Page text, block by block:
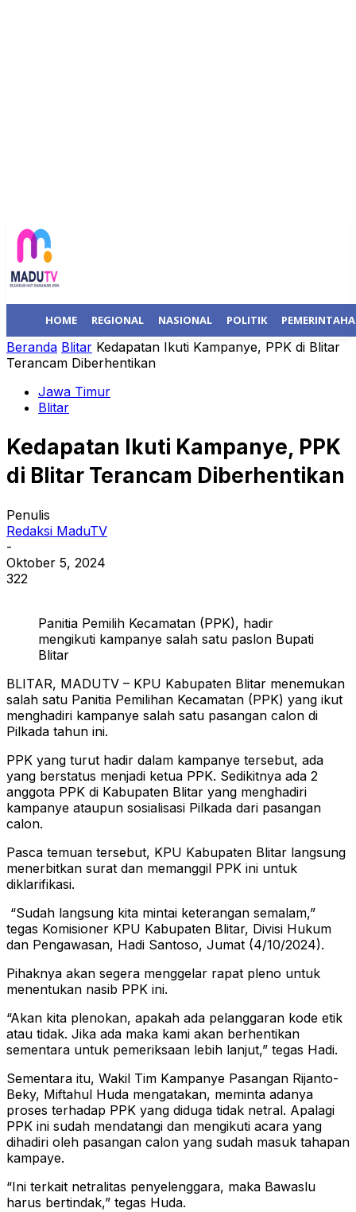
HOME REGIONAL NASIONAL POLITIK
Beranda Blitar Kedapatan Ikuti Kampanye, PPK di Blitar
Terancam Diberhentikan
Jawa Timur
Blitar
Kedapatan Ikuti Kampanye, PPK
di Blitar Terancam Diberhentikan
Penulis
Redaksi MaduTV
-
Oktober 5, 2024
322
Panitia Pemilih Kecamatan (PPK), hadir
mengikuti kampanye salah satu paslon Bupati
Blitar
BLITAR, MADUTV – KPU Kabupaten Blitar menemukan
salah satu Panitia Pemilihan Kecamatan (PPK) yang ikut
menghadiri kampanye salah satu pasangan calon di
Pilkada tahun ini.
PPK yang turut hadir dalam kampanye tersebut, ada
yang berstatus menjadi ketua PPK. Sedikitnya ada 2
anggota PPK di Kabupaten Blitar yang menghadiri
kampanye ataupun sosialisasi Pilkada dari pasangan
calon.
Pasca temuan tersebut, KPU Kabupaten Blitar langsung
menerbitkan surat dan memanggil PPK ini untuk
diklarifikasi.
“Sudah langsung kita mintai keterangan semalam,”
tegas Komisioner KPU Kabupaten Blitar, Divisi Hukum
dan Pengawasan, Hadi Santoso, Jumat (4/10/2024).
Pihaknya akan segera menggelar rapat pleno untuk
menentukan nasib PPK ini.
“Akan kita plenokan, apakah ada pelanggaran kode etik
atau tidak. Jika ada maka kami akan berhentikan
sementara untuk pemeriksaan lebih lanjut,” tegas Hadi.
Sementara itu, Wakil Tim Kampanye Pasangan Rijanto-
Beky, Miftahul Huda mengatakan, meminta adanya
proses terhadap PPK yang diduga tidak netral. Apalagi
PPK ini sudah mendatangi dan mengikuti acara yang
dihadiri oleh pasangan calon yang sudah masuk tahapan
kampaye.
“Ini terkait netralitas penyelenggara, maka Bawaslu
harus bertindak,” tegas Huda.